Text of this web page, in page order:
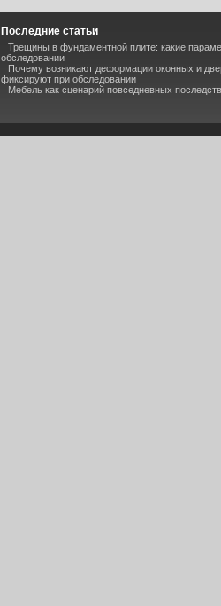
Последние статьи
Трещины в фундаментной плите: какие
обследовании
Почему возникают деформации оконных и
фиксируют при обследовании
Мебель как сценарий повседневных